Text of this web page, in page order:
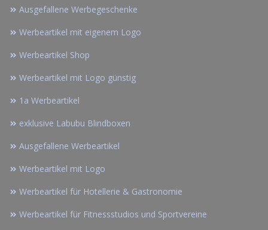
Ausgefallene Werbegeschenke
Werbeartikel mit eigenem Logo
Werbeartikel Shop
Werbeartikel mit Logo günstig
1a Werbeartikel
exklusive Labubu Blindboxen
Ausgefallene Werbeartikel
Werbeartikel mit Logo
Werbeartikel für Hotellerie & Gastronomie
Werbeartikel für Fitnessstudios und Sportvereine